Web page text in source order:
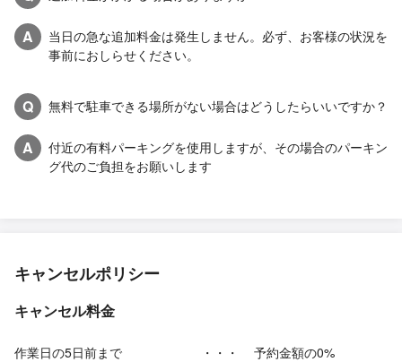
A
当日の急な追加料金は発生しません。必ず、お客様の状況を
事前におしらせください。
Q 無料で駐車できる場所がない場合はどうしたらいいですか？
A
付近の有料パーキングを使用しますが、その場合のパーキン
グ代のご負担をお願いします
キャンセルポリシー
キャンセル料金
作業日の5日前まで ・・・
予約金額の0%